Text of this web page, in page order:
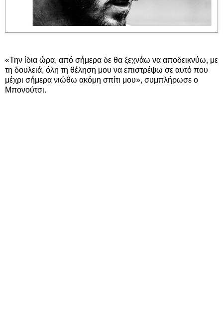
«Την ίδια ώρα, από σήμερα δε θα ξεχνάω να αποδεικνύω, με
τη δουλειά, όλη τη θέληση μου να επιστρέψω σε αυτό που
μέχρι σήμερα νιώθω ακόμη σπίτι μου», συμπλήρωσε ο
Μπονούτσι.